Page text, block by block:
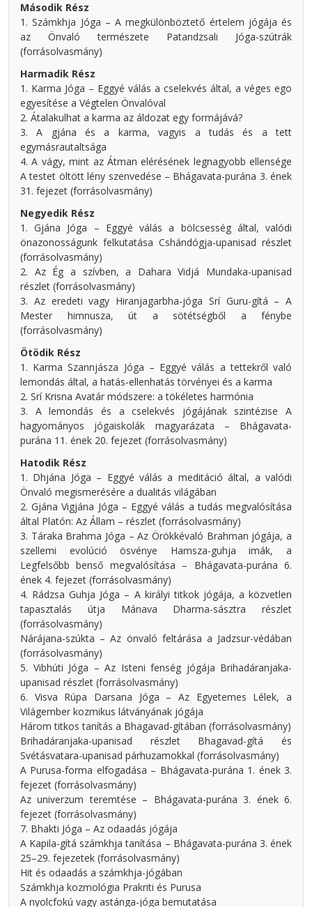
Második Rész
1. Számkhja Jóga – A megkülönböztető értelem jógája és
az Önvaló természete Patandzsali Jóga-szútrák
(forrásolvasmány)
Harmadik Rész
1. Karma Jóga – Eggyé válás a cselekvés által, a véges ego
egyesítése a Végtelen Önvalóval
2. Átalakulhat a karma az áldozat egy formájává?
3. A gjána és a karma, vagyis a tudás és a tett
egymásrautaltsága
4. A vágy, mint az Átman elérésének legnagyobb ellensége
A testet öltött lény szenvedése – Bhágavata-purána 3. ének
31. fejezet (forrásolvasmány)
Negyedik Rész
1. Gjána Jóga – Eggyé válás a bölcsesség által, valódi
önazonosságunk felkutatása Cshándógja-upanisad részlet
(forrásolvasmány)
2. Az Ég a szívben, a Dahara Vidjá Mundaka-upanisad
részlet (forrásolvasmány)
3. Az eredeti vagy Hiranjagarbha-jóga Srí Guru-gítá – A
Mester himnusza, út a sötétségből a fénybe
(forrásolvasmány)
Ötödik Rész
1. Karma Szannjásza Jóga – Eggyé válás a tettekről való
lemondás által, a hatás-ellenhatás törvényei és a karma
2. Srí Krisna Avatár módszere: a tökéletes harmónia
3. A lemondás és a cselekvés jógájának szintézise A
hagyományos jógaiskolák magyarázata – Bhágavata-
purána 11. ének 20. fejezet (forrásolvasmány)
Hatodik Rész
1. Dhjána Jóga – Eggyé válás a meditáció által, a valódi
Önvaló megismerésére a dualitás világában
2. Gjána Vigjána Jóga – Eggyé válás a tudás megvalósítása
által Platón: Az Állam – részlet (forrásolvasmány)
3. Táraka Brahma Jóga – Az Örökkévaló Brahman jógája, a
szellemi evolúció ösvénye Hamsza-guhja imák, a
Legfelsőbb benső megvalósítása – Bhágavata-purána 6.
ének 4. fejezet (forrásolvasmány)
4. Rádzsa Guhja Jóga – A királyi titkok jógája, a közvetlen
tapasztalás útja Mánava Dharma-sásztra részlet
(forrásolvasmány)
Nárájana-szúkta – Az önvaló feltárása a Jadzsur-védában
(forrásolvasmány)
5. Vibhúti Jóga – Az Isteni fenség jógája Brihadáranjaka-
upanisad részlet (forrásolvasmány)
6. Visva Rúpa Darsana Jóga – Az Egyetemes Lélek, a
Világember kozmikus látványának jógája
Három titkos tanítás a Bhagavad-gítában (forrásolvasmány)
Brihadáranjaka-upanisad részlet Bhagavad-gítá és
Svétásvatara-upanisad párhuzamokkal (forrásolvasmány)
A Purusa-forma elfogadása – Bhágavata-purána 1. ének 3.
fejezet (forrásolvasmány)
Az univerzum teremtése – Bhágavata-purána 3. ének 6.
fejezet (forrásolvasmány)
7. Bhakti Jóga – Az odaadás jógája
A Kapila-gítá számkhja tanítása – Bhágavata-purána 3. ének
25–29. fejezetek (forrásolvasmány)
Hit és odaadás a számkhja-jógában
Számkhja kozmológia Prakriti és Purusa
A nyolcfokú vagy astánga-jóga bemutatása